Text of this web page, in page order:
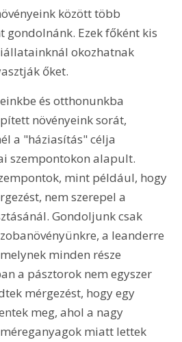
között több
gondolnánk. Ezek főként kis
okozhatnak
őket.
és otthonunkba
növényeink sorát,
a "háziasítás" célja
szempontokon alapult.
mint például, hogy
nem szerepel a
Gondoljunk csak
a leanderre
minden része
a pásztorok nem egyszer
mérgezést, hogy egy
meg, ahol a nagy
miatt lettek